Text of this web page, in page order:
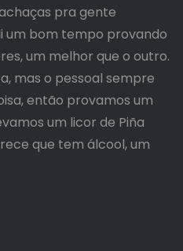
pra gente
um bom tempo provando
um melhor que o outro.
mas o pessoal sempre
então provamos um
um licor de Piña
que tem álcool, um